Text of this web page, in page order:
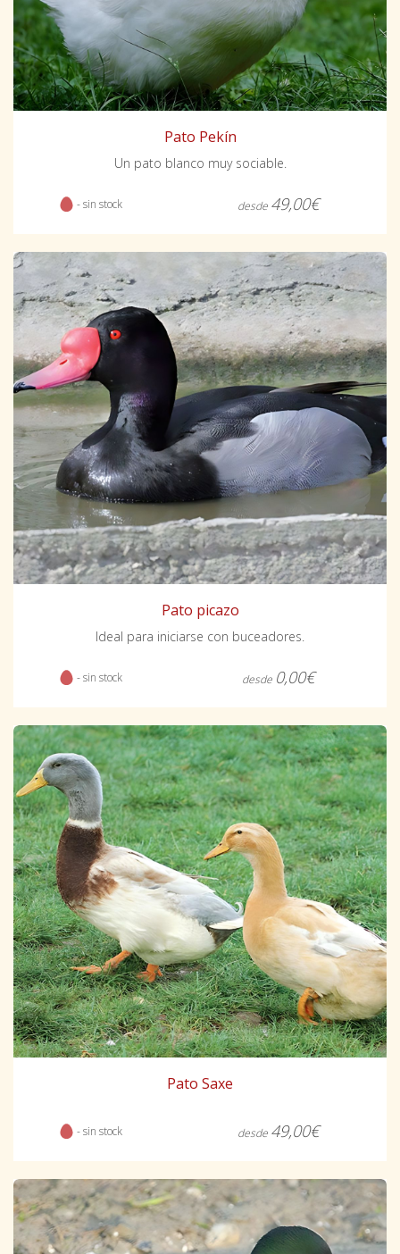
Pato Pekín
Un pato blanco muy sociable.
- sin stock desde 49,00€
Pato picazo
Ideal para iniciarse con buceadores.
- sin stock desde 0,00€
Pato Saxe
- sin stock desde 49,00€